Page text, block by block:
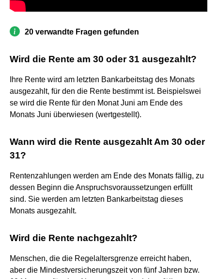
20 verwandte Fragen gefunden
Wird die Rente am 30 oder 31 ausgezahlt?
Ihre Rente wird am letzten Bankarbeitstag des Monats
ausgezahlt, für den die Rente bestimmt ist. Beispielswei
se wird die Rente für den Monat Juni am Ende des
Monats Juni überwiesen (wertgestellt).
Wann wird die Rente ausgezahlt Am 30 oder
31?
Rentenzahlungen werden am Ende des Monats fällig, zu
dessen Beginn die Anspruchsvoraussetzungen erfüllt
sind. Sie werden am letzten Bankarbeitstag dieses
Monats ausgezahlt.
Wird die Rente nachgezahlt?
Menschen, die die Regelaltersgrenze erreicht haben,
aber die Mindestversicherungszeit von fünf Jahren bzw.